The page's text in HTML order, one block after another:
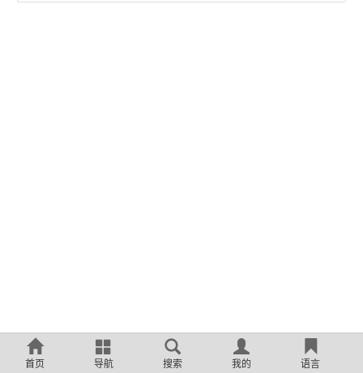
首页 导航 搜索 我的 语言